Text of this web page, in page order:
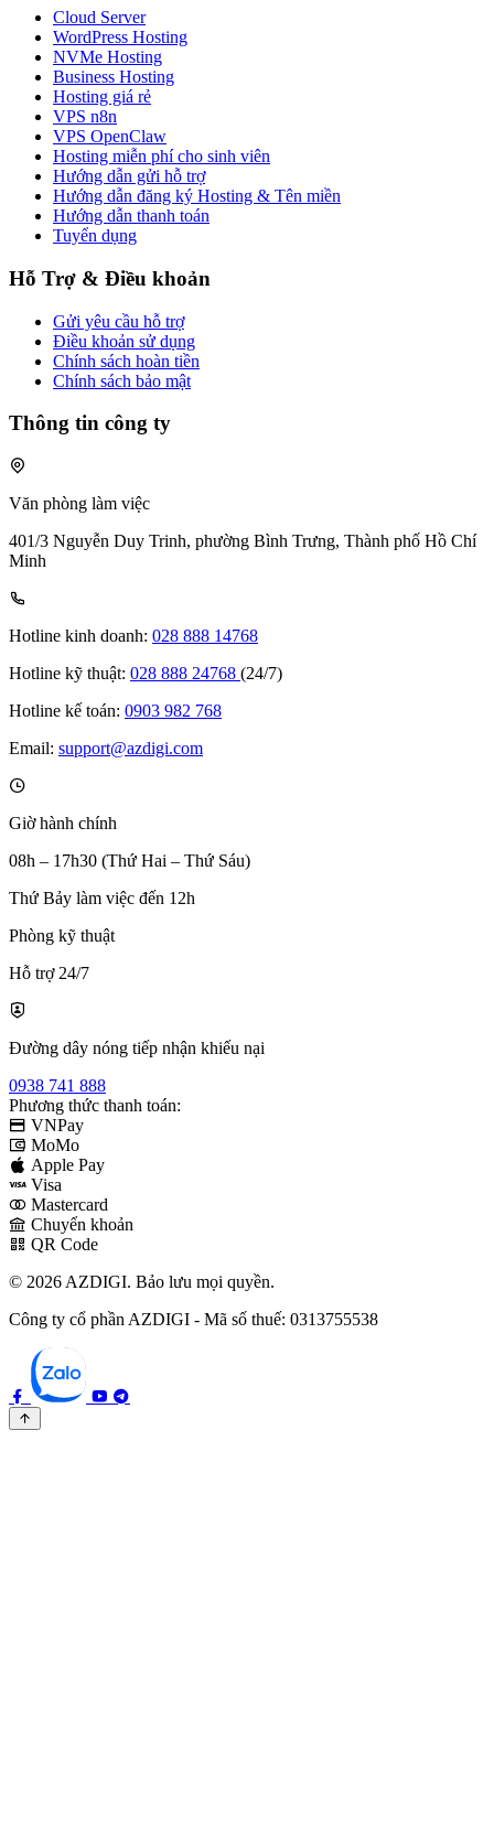
Cloud Server
WordPress Hosting
NVMe Hosting
Business Hosting
Hosting giá rẻ
VPS n8n
VPS OpenClaw
Hosting miễn phí cho sinh viên
Hướng dẫn gửi hỗ trợ
Hướng dẫn đăng ký Hosting & Tên miền
Hướng dẫn thanh toán
Tuyển dụng
Hỗ Trợ & Điều khoản
Gửi yêu cầu hỗ trợ
Điều khoản sử dụng
Chính sách hoàn tiền
Chính sách bảo mật
Thông tin công ty
Văn phòng làm việc
401/3 Nguyễn Duy Trinh, phường Bình Trưng, Thành phố Hồ Chí
Minh
Hotline kinh doanh: 028 888 14768
Hotline kỹ thuật: 028 888 24768 (24/7)
Hotline kế toán: 0903 982 768
Email: support@azdigi.com
Giờ hành chính
08h – 17h30 (Thứ Hai – Thứ Sáu)
Thứ Bảy làm việc đến 12h
Phòng kỹ thuật
Hỗ trợ 24/7
Đường dây nóng tiếp nhận khiếu nại
0938 741 888
Phương thức thanh toán:
VNPay
MoMo
Apple Pay
Visa
Mastercard
Chuyển khoản
QR Code
© 2026 AZDIGI. Bảo lưu mọi quyền.
Công ty cổ phần AZDIGI - Mã số thuế: 0313755538